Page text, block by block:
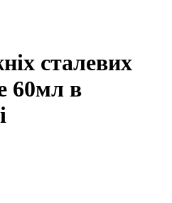
сталевих
60мл в